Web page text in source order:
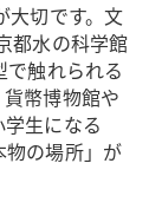
大切です。文
都水の科学館
で触れられる
幣博物館や
生になる
物の場所」が